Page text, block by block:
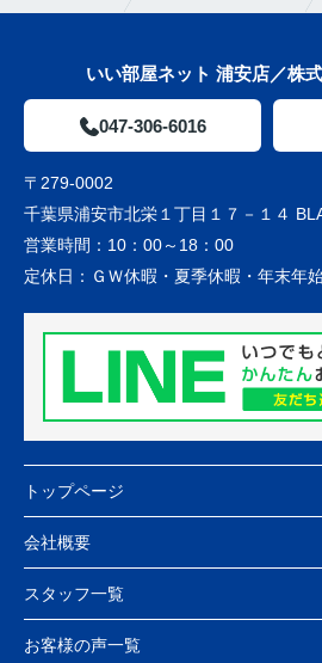
いい部屋ネット 浦安店／株
047-306-6016
〒279-0002
千葉県浦安市北栄１丁目１７－１４
営業時間： 10：00～18：00
定休日： ＧＷ休暇・夏季休暇・年末年
トップページ
会社概要
スタッフ一覧
お客様の声一覧